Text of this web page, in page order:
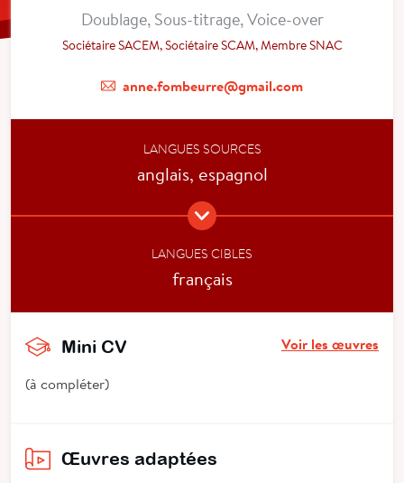
Doublage, Sous-titrage, Voice-over
Sociétaire SACEM, Sociétaire SCAM, Membre SNAC
anne.fombeurre@gmail.com
LANGUES SOURCES
anglais, espagnol
LANGUES CIBLES
français
Mini CV Voir les œuvres
(à compléter)
Œuvres adaptées